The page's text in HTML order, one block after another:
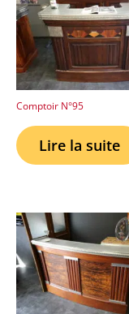
Comptoir N°95
Lire la suite